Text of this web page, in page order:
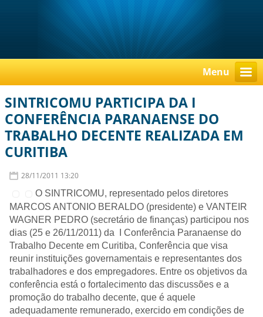
Menu
SINTRICOMU PARTICIPA DA I
CONFERÊNCIA PARANAENSE DO
TRABALHO DECENTE REALIZADA EM
CURITIBA
28/11/2011 13:20
O SINTRICOMU, representado pelos diretores
MARCOS ANTONIO BERALDO (presidente) e VANTEIR
WAGNER PEDRO (secretário de finanças) participou nos
dias (25 e 26/11/2011) da I Conferência Paranaense do
Trabalho Decente em Curitiba, Conferência que visa
reunir instituições governamentais e representantes dos
trabalhadores e dos empregadores. Entre os objetivos da
conferência está o fortalecimento das discussões e a
promoção do trabalho decente, que é aquele
adequadamente remunerado, exercido em condições de